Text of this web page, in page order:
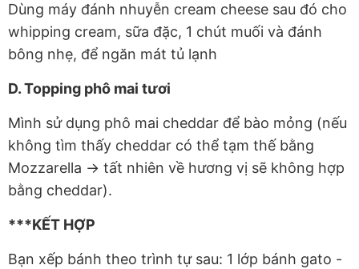
Dùng máy đánh nhuyễn cream cheese sau đó cho
whipping cream, sữa đặc, 1 chút muối và đánh
bông nhẹ, để ngăn mát tủ lạnh
D. Topping phô mai tươi
Mình sử dụng phô mai cheddar để bào mỏng (nếu
không tìm thấy cheddar có thể tạm thế bằng
Mozzarella -> tất nhiên về hương vị sẽ không hợp
bằng cheddar).
***KẾT HỢP
Bạn xếp bánh theo trình tự sau: 1 lớp bánh gato -